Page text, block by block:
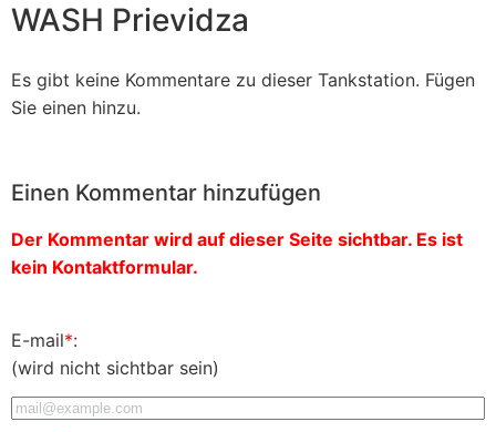
WASH Prievidza
Es gibt keine Kommentare zu dieser Tankstation. Fügen
Sie einen hinzu.
Einen Kommentar hinzufügen
Der Kommentar wird auf dieser Seite sichtbar. Es ist
kein Kontaktformular.
E-mail*:
(wird nicht sichtbar sein)